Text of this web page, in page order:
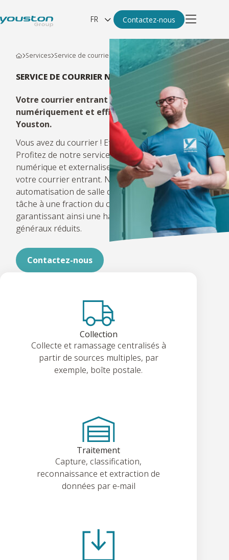
FR Contactez-nous
Services Service de courrier numérique
SERVICE DE COURRIER NUMÉRIQUE
Votre courrier entrant distribué
numériquement et efficacement ? Groupe
Youston.
Vous avez du courrier ! Et Youston s’en occupera.
Profitez de notre service de salle de courrier
numérique et externalisez le traitement de tout
votre courrier entrant. Nos experts en
automatisation de salle de courrier accompliront la
tâche à une fraction du coût et du temps,
garantissant ainsi une haute efficacité et des frais
généraux réduits.
Contactez-nous
Collection
Collecte et ramassage centralisés à
partir de sources multiples, par
exemple, boîte postale.
Traitement
Capture, classification,
reconnaissance et extraction de
données par e-mail